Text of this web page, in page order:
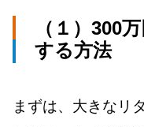
（１）300
する方法
まずは、大きなリ